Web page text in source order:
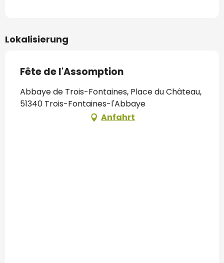
Lokalisierung
Fête de l'Assomption
Abbaye de Trois-Fontaines, Place du Château,
51340 Trois-Fontaines-l'Abbaye
Anfahrt